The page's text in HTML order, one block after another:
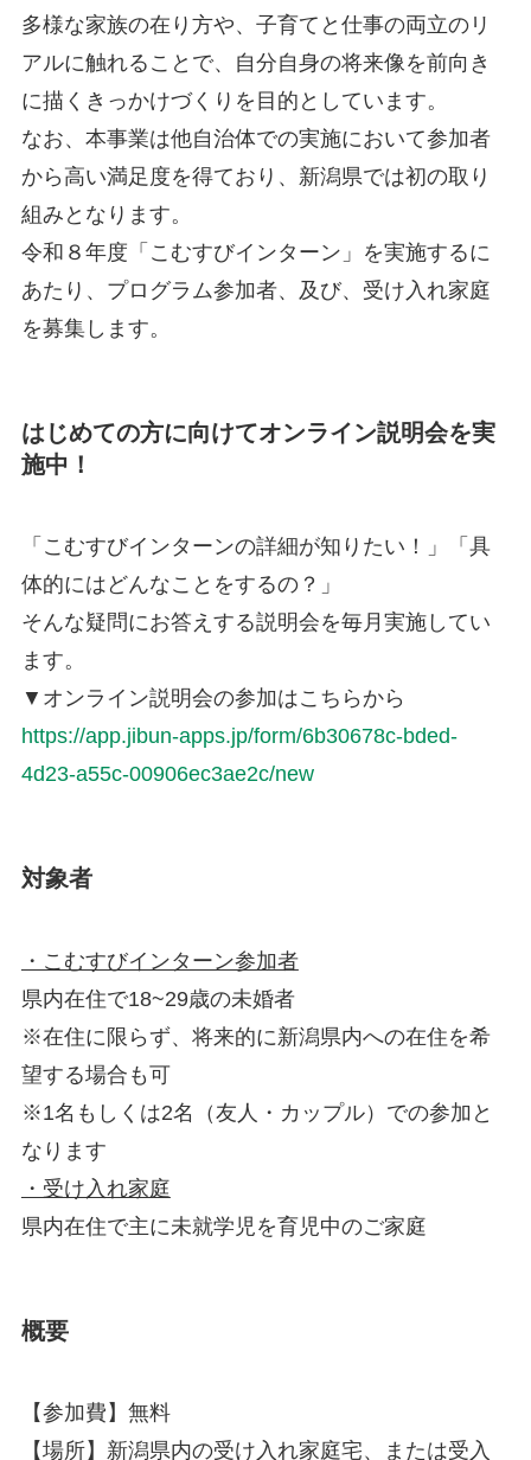
多様な家族の在り方や、子育てと仕事の両立のリ
アルに触れることで、自分自身の将来像を前向き
に描くきっかけづくりを目的としています。
なお、本事業は他自治体での実施において参加者
から高い満足度を得ており、新潟県では初の取り
組みとなります。
令和８年度「こむすびインターン」を実施するに
あたり、プログラム参加者、及び、受け入れ家庭
を募集します。
はじめての方に向けてオンライン説明会を実
施中！
「こむすびインターンの詳細が知りたい！」「具
体的にはどんなことをするの？」
そんな疑問にお答えする説明会を毎月実施してい
ます。
▼オンライン説明会の参加はこちらから
https://app.jibun-apps.jp/form/6b30678c-bded-
4d23-a55c-00906ec3ae2c/new
対象者
・こむすびインターン参加者
県内在住で18~29歳の未婚者
※在住に限らず、将来的に新潟県内への在住を希
望する場合も可
※1名もしくは2名（友人・カップル）での参加と
なります
・受け入れ家庭
県内在住で主に未就学児を育児中のご家庭
概要
【参加費】無料
【場所】新潟県内の受け入れ家庭宅、または受入